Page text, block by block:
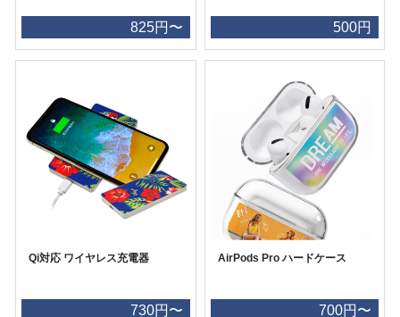
825円〜 500円
Qi対応 ワイヤレス充電器
730円〜
AirPods Pro ハードケース
700円〜